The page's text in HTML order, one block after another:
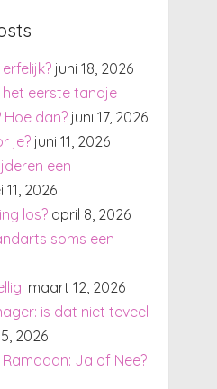
juni 18, 2026
eerste tandje
dan? juni 17, 2026
je? juni 11, 2026
een
11, 2026
los? april 8, 2026
soms een
maart 12, 2026
is dat niet teveel
2026
Ja of Nee?